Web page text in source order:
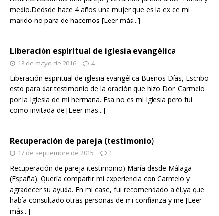
medio.Dedsde hace 4 años una mujer que es la ex de mi
marido no para de hacernos [Leer más...]
Liberación espiritual de iglesia evangélica
18 de mayo de 2016 4
Liberación espiritual de iglesia evangélica Buenos Días, Escribo
esto para dar testimonio de la oración que hizo Don Carmelo
por la Iglesia de mi hermana. Esa no es mi Iglesia pero fui
como invitada de [Leer más...]
Recuperación de pareja (testimonio)
17 de septiembre de 2015 1
Recuperación de pareja (testimonio) María desde Málaga
(España). Quería compartir mi experiencia con Carmelo y
agradecer su ayuda. En mi caso, fui recomendado a él,ya que
había consultado otras personas de mi confianza y me [Leer
más...]